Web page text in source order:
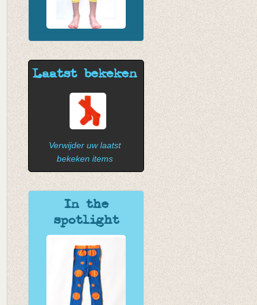
Laatst bekeken
Verwijder uw laatst
bekeken items
In the
spotlight